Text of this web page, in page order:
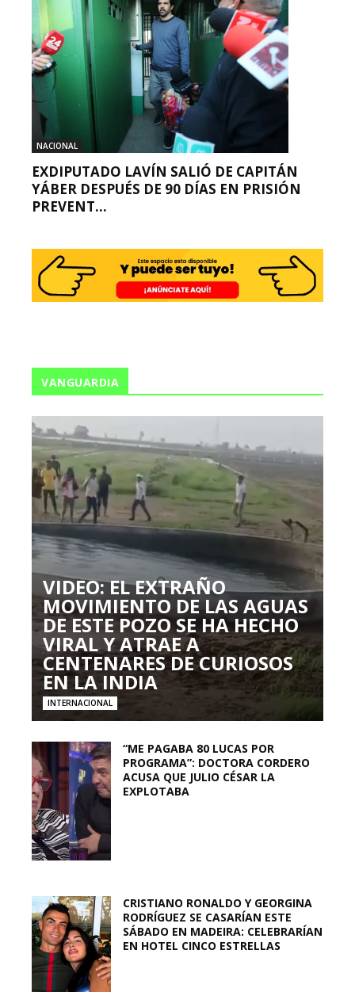
NACIONAL
EXDIPUTADO LAVÍN SALIÓ DE CAPITÁN
YÁBER DESPUÉS DE 90 DÍAS EN PRISIÓN
PREVENT...
VANGUARDIA
VIDEO: EL EXTRAÑO
MOVIMIENTO DE LAS AGUAS
DE ESTE POZO SE HA HECHO
VIRAL Y ATRAE A
CENTENARES DE CURIOSOS
EN LA INDIA
INTERNACIONAL
“ME PAGABA 80 LUCAS POR
PROGRAMA”: DOCTORA CORDERO
ACUSA QUE JULIO CÉSAR LA
EXPLOTABA
CRISTIANO RONALDO Y GEORGINA
RODRÍGUEZ SE CASARÍAN ESTE
SÁBADO EN MADEIRA: CELEBRARÍAN
EN HOTEL CINCO ESTRELLAS